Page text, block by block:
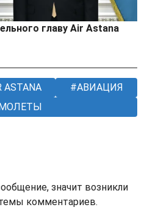
главу Air Astana
ASTANA
АВИАЦИЯ
значит возникли
комментариев.